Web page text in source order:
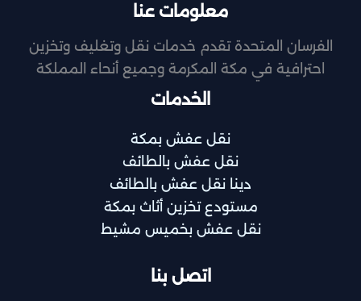
معلومات عنا
الفرسان المتحدة تقدم خدمات نقل وتغليف وتخزين
احترافية في مكة المكرمة وجميع أنحاء المملكة
الخدمات
نقل عفش بمكة
نقل عفش بالطائف
دينا نقل عفش بالطائف
مستودع تخزين أثاث بمكة
نقل عفش بخميس مشيط
اتصل بنا